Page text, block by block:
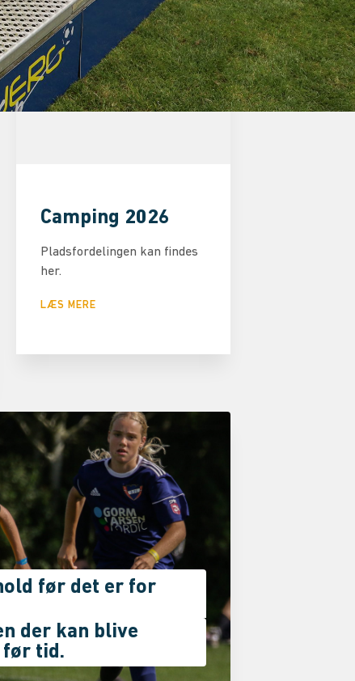
Camping 2026
Pladsfordelingen kan findes
her.
LÆS MERE
før det er for
der kan blive
tid.